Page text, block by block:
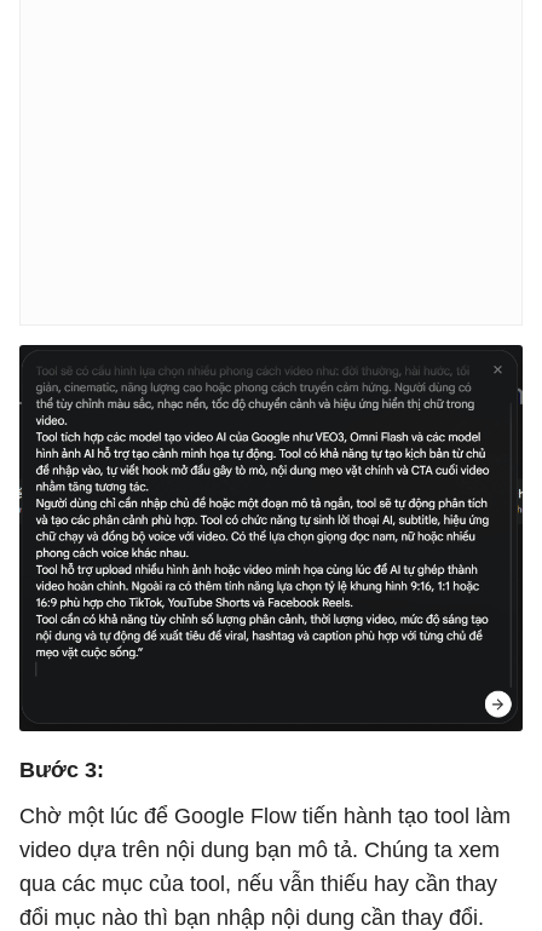
Bước 3:
Chờ một lúc để Google Flow tiến hành tạo tool làm
video dựa trên nội dung bạn mô tả. Chúng ta xem
qua các mục của tool, nếu vẫn thiếu hay cần thay
đổi mục nào thì bạn nhập nội dung cần thay đổi.